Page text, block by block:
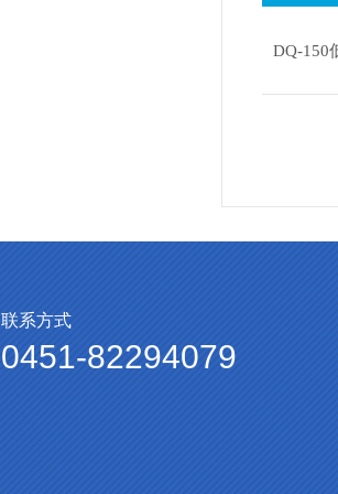
DQ-150
联系方式
0451-82294079